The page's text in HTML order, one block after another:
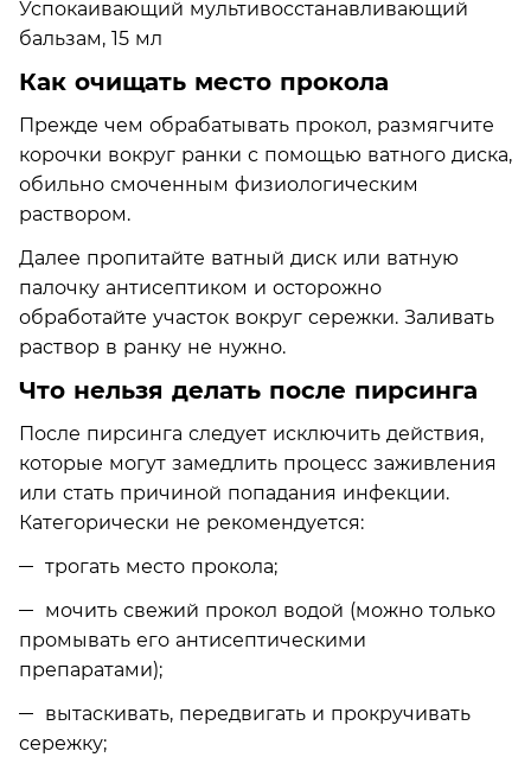
Как очищать место прокола
Прежде чем обрабатывать прокол, размягчите
корочки вокруг ранки с помощью ватного диска,
обильно смоченным физиологическим
раствором.
Далее пропитайте ватный диск или ватную
палочку антисептиком и осторожно
обработайте участок вокруг сережки. Заливать
раствор в ранку не нужно.
Что нельзя делать после пирсинга
После пирсинга следует исключить действия,
которые могут замедлить процесс заживления
или стать причиной попадания инфекции.
Категорически не рекомендуется:
трогать место прокола;
мочить свежий прокол водой (можно только
промывать его антисептическими
препаратами);
вытаскивать, передвигать и прокручивать
сережку;